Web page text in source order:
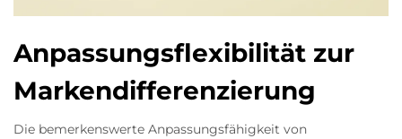
Anpassungsflexibilität zur
Markendifferenzierung
Die bemerkenswerte Anpassungsfähigkeit von